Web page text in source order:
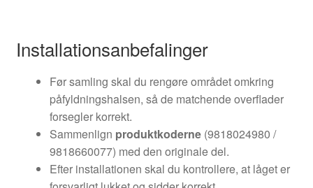
Installationsanbefalinger
Før samling skal du rengøre området omkring
påfyldningshalsen, så de matchende overflader
forsegler korrekt.
Sammenlign produktkoderne(9818024980 /
9818660077) med den originale del.
Efter installationen skal du kontrollere, at låget er